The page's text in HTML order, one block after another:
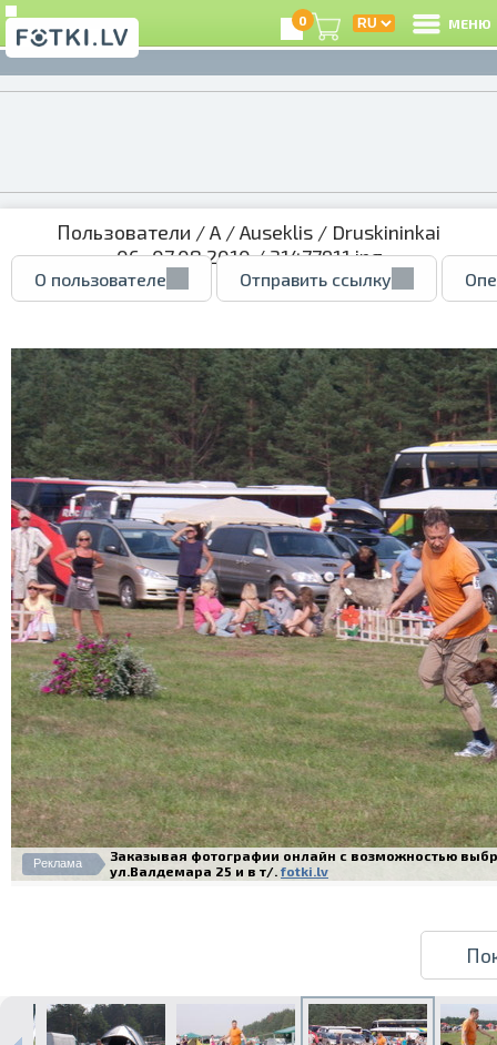
0 МЕНЮ
Пользователи /A /Auseklis / Druskininkai
06.-07.08.2010/ 31477911.jpg
О пользователе Отправить ссылку
Реклама
Заказывая фотографии онлайн с возможностью
ул.Валдемара 25 и в т/. fotki.lv